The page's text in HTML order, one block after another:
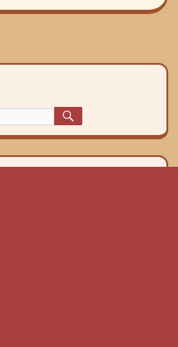
recept: